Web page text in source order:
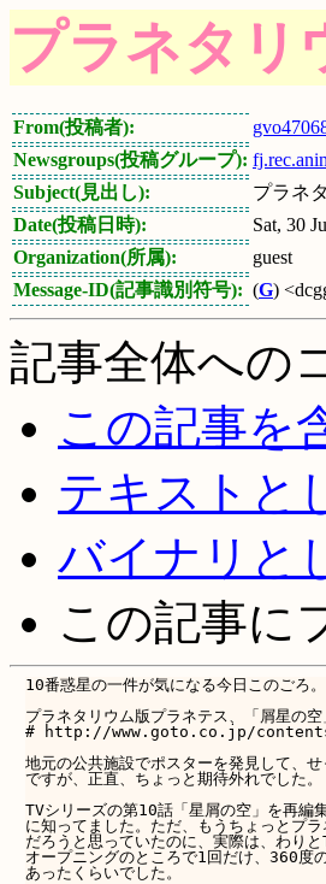
プラネタリ
From(投稿者):
Newsgroups(投稿グループ):
Subject(見出し):
プラネ
Date(投稿日時):
Sat, 30
Organization(所属):
guest
Message-ID(記事識別符号): (G)
記事全体への
この記事を
テキストと
バイナリと
この記事に
10番惑星の一件が気になる今日このごろ。
プラネタリウム版プラネテス、「屑星の空
# http://www.goto.co.jp/
地元の公共施設でポスターを発見して、
ですが、正直、ちょっと期待外れでした。
TVシリーズの第10話「星屑の空」を再編
に知ってました。ただ、もうちょっとプ
だろうと思っていたのに、実際は、わりと
オープニングのところで1回だけ、360度
あったくらいでした。